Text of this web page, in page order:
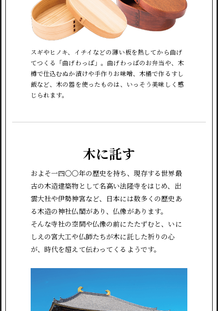
スギやヒノキ、イチイなどの薄い板を熱してから曲げ
てつくる「曲げわっぱ」。曲げわっぱのお弁当や、木
樽で仕込むぬか漬けや手作りお味噌、木桶で作るすし
飯など、木の器を使ったものは、いっそう美味しく感
じられます。
木に託す
およそ一四〇〇年の歴史を持ち、現存する世界最
古の木造建築物として名高い法隆寺をはじめ、出
雲大社や伊勢神宮など、日本には数多くの歴史あ
る木造の神社仏閣があり、仏像があります。
そんな寺社の空間や仏像の前にたたずむと、いに
しえの宮大工や仏師たちが木に託した祈りの心
が、時代を超えて伝わってくるようです。